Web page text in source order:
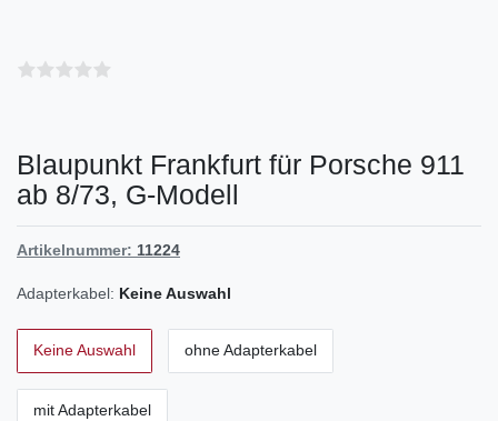
Blaupunkt Frankfurt für Porsche 911
ab 8/73, G-Modell
Artikelnummer: 11224
Adapterkabel: Keine Auswahl
Keine Auswahl ohne Adapterkabel
mit Adapterkabel